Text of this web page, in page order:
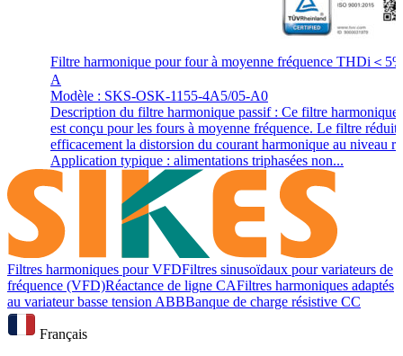
Filtre harmonique pour four à moyenne fréquence THDi＜
A
Modèle : SKS-OSK-1155-4A5/05-A0
Description du filtre harmonique passif : Ce filtre harmonique
est conçu pour les fours à moyenne fréquence. Le filtre réduit
efficacement la distorsion du courant harmonique au niveau
Application typique : alimentations triphasées non...
Filtres harmoniques pour VFDFiltres sinusoïdaux pour variateurs de
fréquence (VFD)Réactance de ligne CAFiltres harmoniques adaptés
au variateur basse tension ABBBanque de charge résistive CC
Français